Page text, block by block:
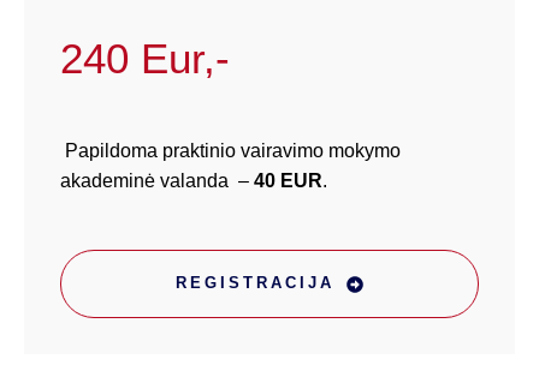
240 Eur,-
Papildoma praktinio vairavimo mokymo
akademinė valanda – 40 EUR.
REGISTRACIJA